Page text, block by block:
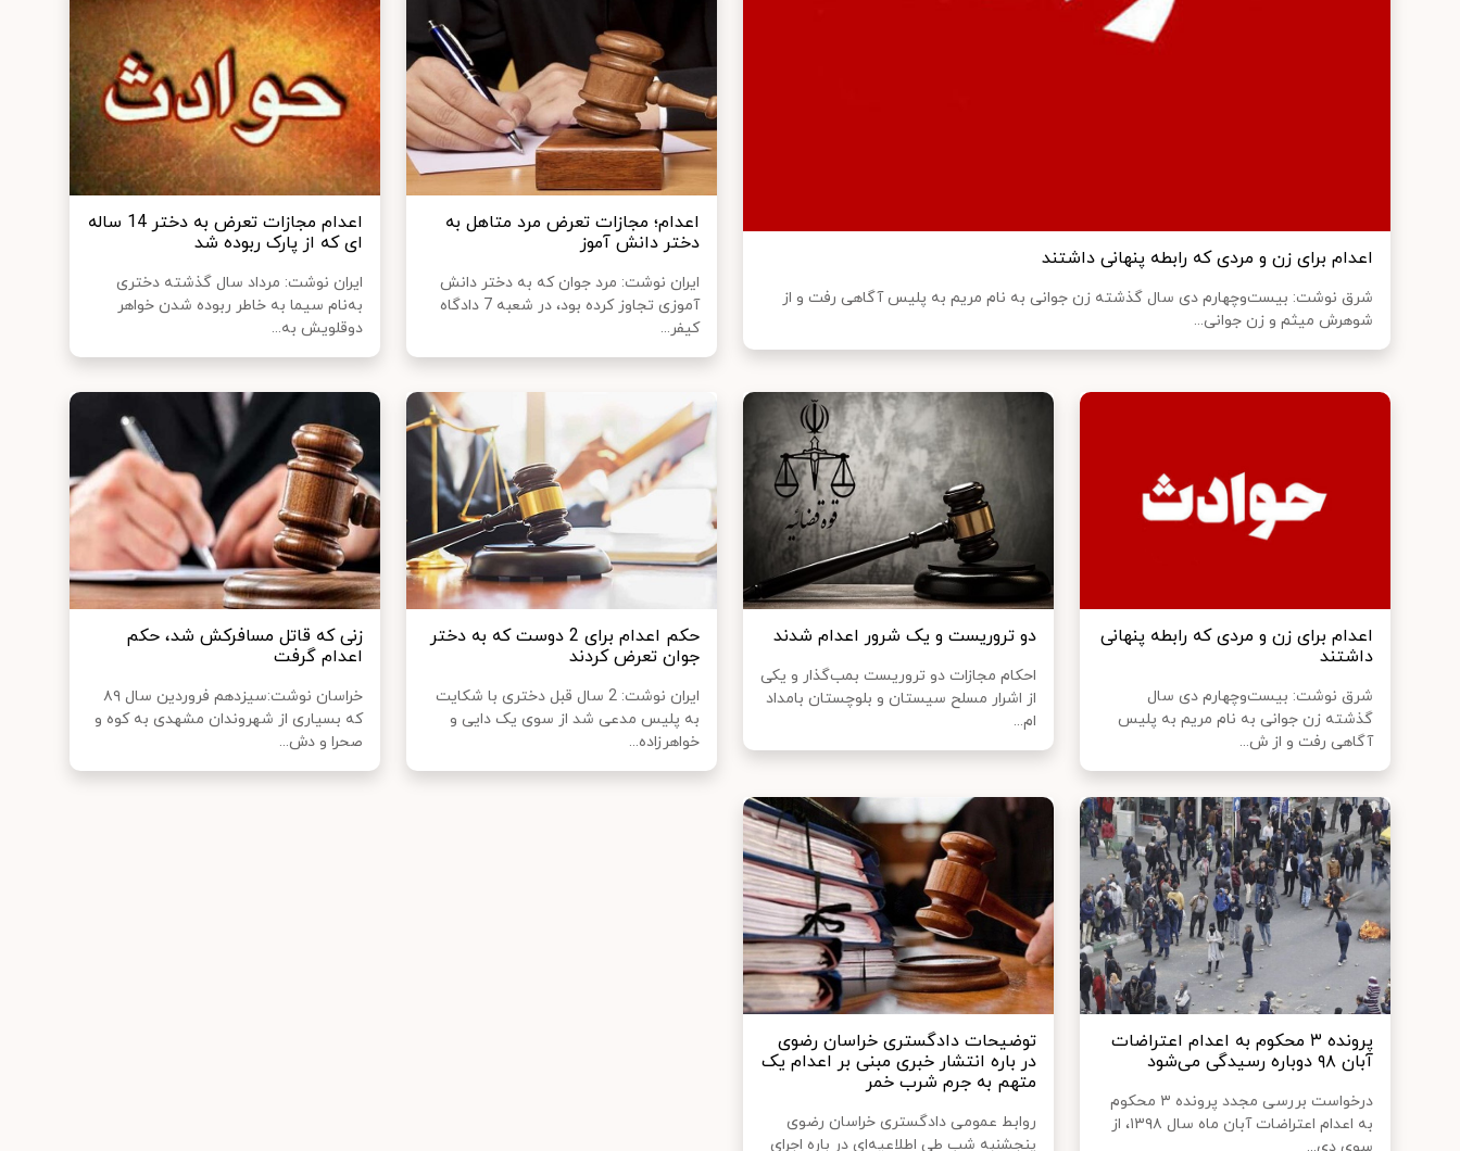
اعدام برای زن و مردی که رابطه پنهانی داشتند
شرق نوشت: بیست‌وچهارم دی سال گذشته زن جوانی به نام مریم به پلیس آگاهی رفت و از
شوهرش میثم و زن جوانی...
اعدام؛ مجازات تعرض مرد متاهل به
دختر دانش آموز
ایران نوشت: مرد جوان که به دختر دانش
آموزی تجاوز کرده بود، در شعبه 7 دادگاه
کیفر...
اعدام مجازات تعرض به دختر 14 ساله
ای که از پارک ربوده شد
ایران نوشت: مرداد سال گذشته دختری
به‌نام سیما به خاطر ربوده شدن خواهر
دوقلویش به...
اعدام برای زن و مردی که رابطه پنهانی
داشتند
شرق نوشت: بیست‌وچهارم دی سال
گذشته زن جوانی به نام مریم به پلیس
آگاهی رفت و از ش...
دو تروریست و یک شرور اعدام شدند
احکام مجازات دو تروریست بمب‌گذار و یکی
از اشرار مسلح سیستان و بلوچستان بامداد
ام...
حکم اعدام برای 2 دوست که به دختر
جوان تعرض کردند
ایران نوشت: 2 سال قبل دختری با شکایت
به پلیس مدعی شد از سوی یک دایی و
خواهرزاده...
زنی که قاتل مسافرکش شد، حکم
اعدام گرفت
خراسان نوشت:سیزدهم فروردین سال ۸۹
که بسیاری از شهروندان مشهدی به کوه و
صحرا و دش...
پرونده ۳ محکوم به اعدام اعتراضات
آبان ۹۸ دوباره رسیدگی می‌شود
درخواست بررسی مجدد پرونده ۳ محکوم
به اعدام اعتراضات آبان ماه سال ۱۳۹۸، از
توضیحات دادگستری خراسان رضوی
در باره انتشار خبری مبنی بر اعدام یک
متهم به جرم شرب خمر
روابط عمومی دادگستری خراسان رضوی
پنجشنبه شب طی اطلاعیه‌ای در باره اجرای